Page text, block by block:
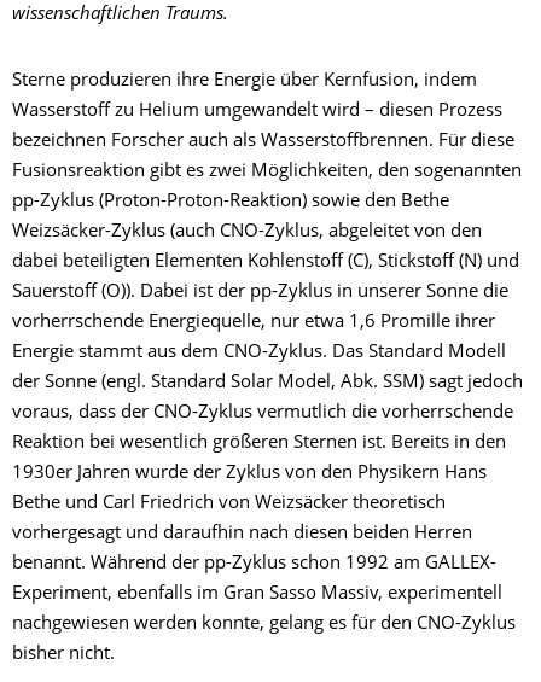
wissenschaftlichen Traums.
Sterne produzieren ihre Energie über Kernfusion, indem
Wasserstoff zu Helium umgewandelt wird – diesen Prozess
bezeichnen Forscher auch als Wasserstoffbrennen. Für diese
Fusionsreaktion gibt es zwei Möglichkeiten, den sogenannten
pp-Zyklus (Proton-Proton-Reaktion) sowie den Bethe
Weizsäcker-Zyklus (auch CNO-Zyklus, abgeleitet von den
dabei beteiligten Elementen Kohlenstoff (C), Stickstoff (N) und
Sauerstoff (O)). Dabei ist der pp-Zyklus in unserer Sonne die
vorherrschende Energiequelle, nur etwa 1,6 Promille ihrer
Energie stammt aus dem CNO-Zyklus. Das Standard Modell
der Sonne (engl. Standard Solar Model, Abk. SSM) sagt jedoch
voraus, dass der CNO-Zyklus vermutlich die vorherrschende
Reaktion bei wesentlich größeren Sternen ist. Bereits in den
1930er Jahren wurde der Zyklus von den Physikern Hans
Bethe und Carl Friedrich von Weizsäcker theoretisch
vorhergesagt und daraufhin nach diesen beiden Herren
benannt. Während der pp-Zyklus schon 1992 am GALLEX-
Experiment, ebenfalls im Gran Sasso Massiv, experimentell
nachgewiesen werden konnte, gelang es für den CNO-Zyklus
bisher nicht.